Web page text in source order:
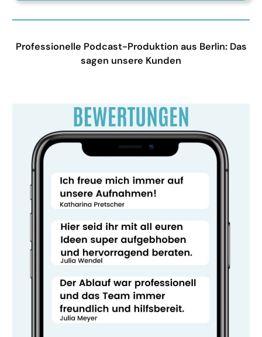
Professionelle Podcast-Produktion aus Berlin: Das
sagen unsere Kunden